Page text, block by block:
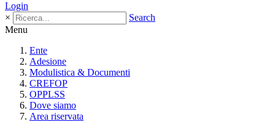
Login
×
Search
Menu
Ente
Adesione
Modulistica & Documenti
CREFOP
OPPLSS
Dove siamo
Area riservata